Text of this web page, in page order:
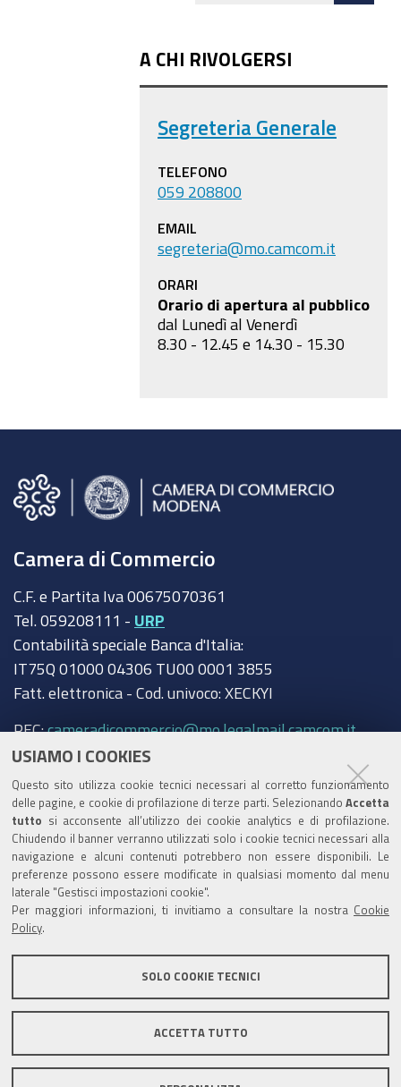
USIAMO I COOKIES
Questo sito utilizza cookie tecnici necessari al corretto funzionamento
delle pagine, e cookie di profilazione di terze parti. Selezionando Accetta
tutto si acconsente all’utilizzo dei cookie analytics e di profilazione.
Chiudendo il banner verranno utilizzati solo i cookie tecnici necessari alla
navigazione e alcuni contenuti potrebbero non essere disponibili. Le
preferenze possono essere modificate in qualsiasi momento dal menu
laterale "Gestisci impostazioni cookie".
Per maggiori informazioni, ti invitiamo a consultare la nostra Cookie
Policy
SOLO COOKIE TECNICI
ACCETTA TUTTO
A CHI RIVOLGERSI
Segreteria Generale
TELEFONO
059 208800
EMAIL
segreteria@mo.camcom.it
ORARI
Orario di apertura al pubblico
dal Lunedì al Venerdì
8.30 - 12.45 e 14.30 - 15.30
Camera di Commercio
C.F. e Partita Iva 00675070361
Tel. 059208111 - URP
Contabilità speciale Banca d'Italia:
IT75Q 01000 04306 TU00 0001 3855
Fatt. elettronica - Cod. univoco: XECKYI
PEC:cameradicommercio@mo.legalmail.camcom.it
Trasparenza
Amministrazione trasparente
Albo Camerale
Pubblicità Legale
Area riservata Amministratori
Informativa generale
Informative privacy
Accessibilità
Note legali